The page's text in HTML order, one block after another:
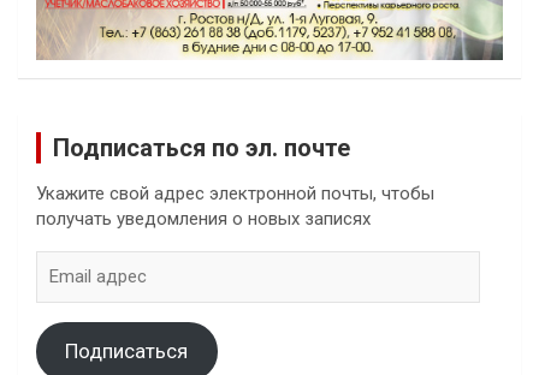
Подписаться по эл. почте
Укажите свой адрес электронной почты, чтобы
получать уведомления о новых записях
адрес
Подписаться